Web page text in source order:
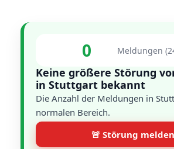
0 Meldungen
Keine größere Störung
in Stuttgart bekannt
Die Anzahl der Meldungen in
normalen Bereich.
🚨 Störung melden